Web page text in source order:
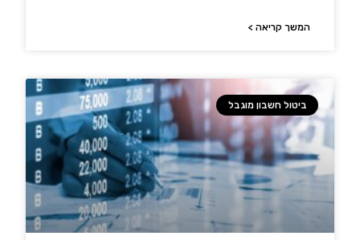
המשך קריאה >
ביטול חשבון מוגבל